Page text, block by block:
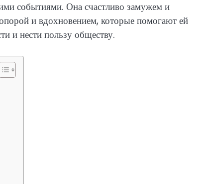
событиями. Она счастливо замужем и
и вдохновением, которые помогают ей
и нести пользу обществу.